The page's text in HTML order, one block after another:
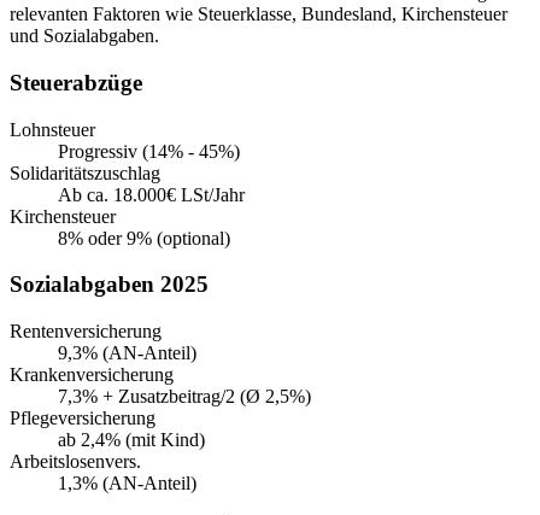
relevanten Faktoren wie Steuerklasse, Bundesland, Kirchensteuer
und Sozialabgaben.
Steuerabzüge
Lohnsteuer
Progressiv (14% - 45%)
Solidaritätszuschlag
Ab ca. 18.000€ LSt/Jahr
Kirchensteuer
8% oder 9% (optional)
Sozialabgaben 2025
Rentenversicherung
9,3% (AN-Anteil)
Krankenversicherung
7,3% + Zusatzbeitrag/2 (Ø 2,5%)
Pflegeversicherung
ab 2,4% (mit Kind)
Arbeitslosenvers.
1,3% (AN-Anteil)